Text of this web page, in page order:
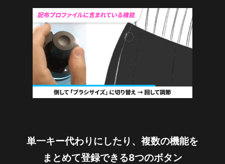
単一キー代わりにしたり、複数の機能を
まとめて登録できる8つのボタン